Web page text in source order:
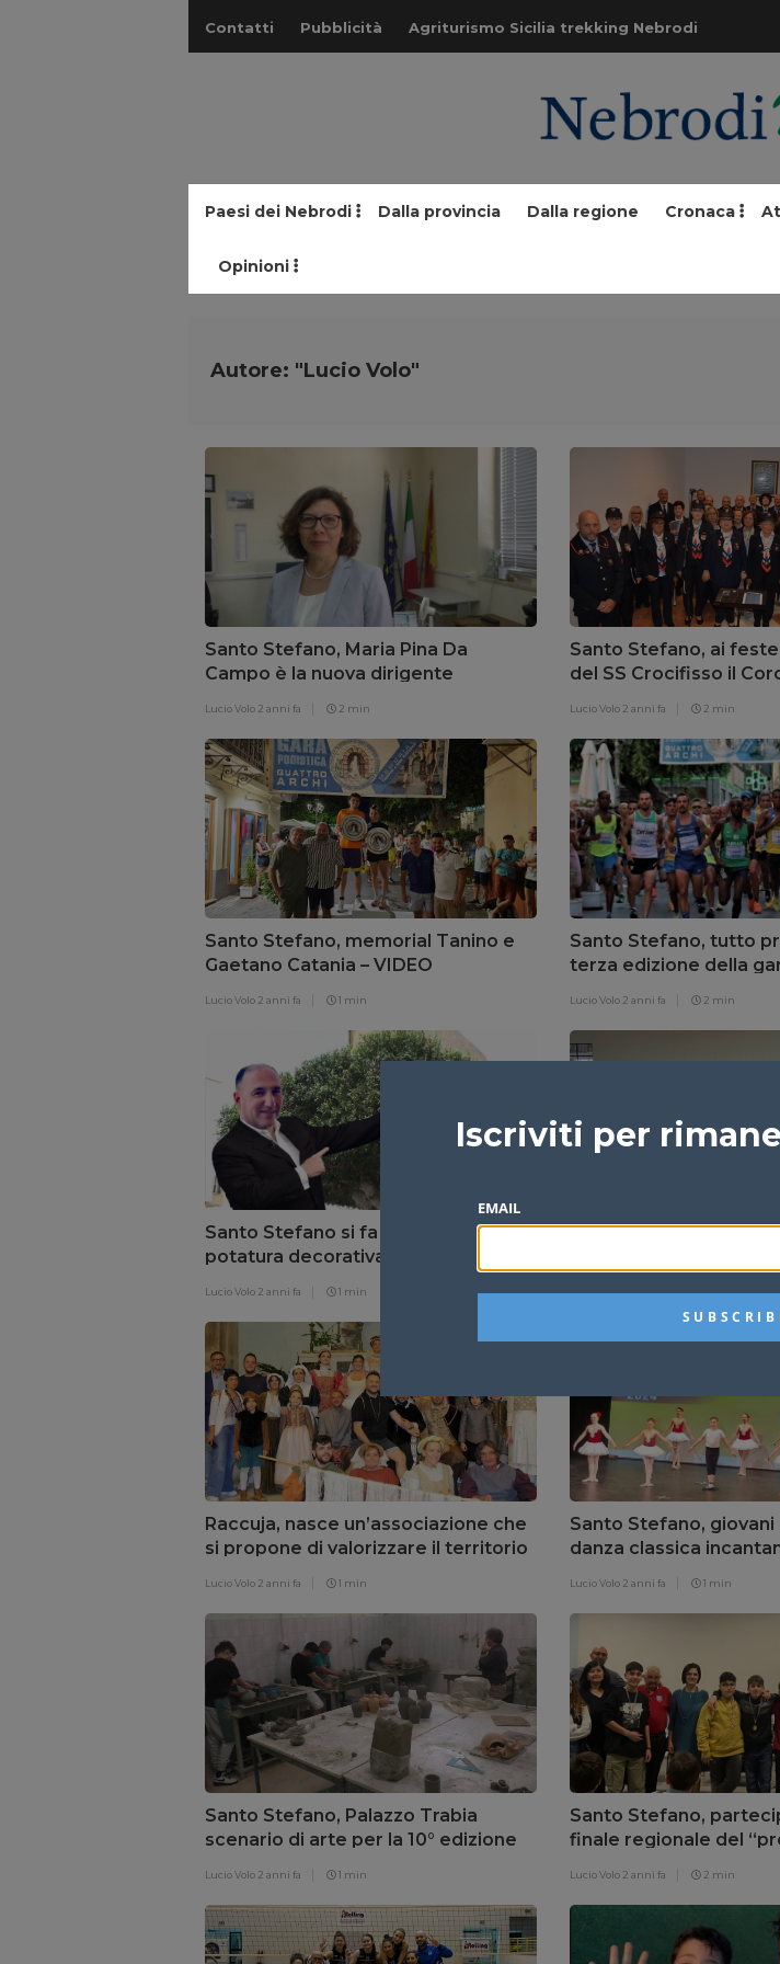
Contatti Pubblicità Agriturismo Sicilia trekking Nebrodi
Paesi dei Nebrodi Dalla provincia Dalla regione Cronaca
Opinioni
Autore: "Lucio Volo"
Santo Stefano, Maria Pina Da
Campo è la nuova dirigente
Lucio Volo 2 anni fa 2 min
Santo Stefano, ai
del SS Crocifisso il
Lucio Volo 2 anni fa 2 min
Santo Stefano, memorial Tanino e
Gaetano Catania – VIDEO
Lucio Volo 2 anni fa 1 min
Santo Stefano, tutto
terza edizione della
Lucio Volo 2 anni fa 2 min
Santo Stefano si fa bella con la
potatura decorativa degli alberi del
Lucio Volo 2 anni fa 1 min
Santo Stefano: lo
Lucio Volo2 anni fa 2 min
Raccuja, nasce un’associazione che
si propone di valorizzare il territorio
Lucio Volo 2 anni fa 1 min
Santo Stefano,
danza classica
Lucio Volo 2 anni fa 1 min
Santo Stefano, Palazzo Trabia
scenario di arte per la 10° edizione
Lucio Volo 2 anni fa 1 min
Santo Stefano,
finale regionale del
Lucio Volo 2 anni fa 2 min
Iscriviti per
EMAIL